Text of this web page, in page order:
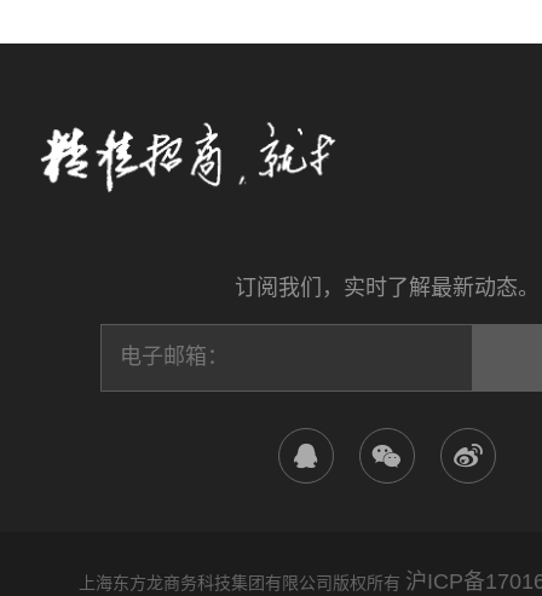
订阅我们，实时了解最新动态。
上海东方龙商务科技集团有限公司版权所有 沪ICP备